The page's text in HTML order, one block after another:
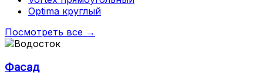
Optima круглый
Посмотреть все →
Фасад